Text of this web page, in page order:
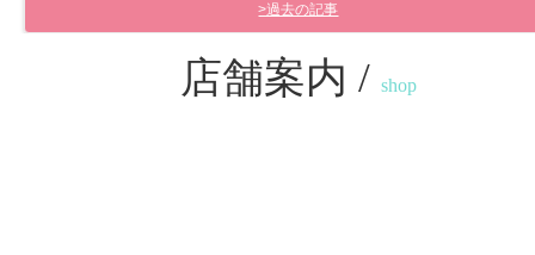
>過去の記事
店舗案内 / shop